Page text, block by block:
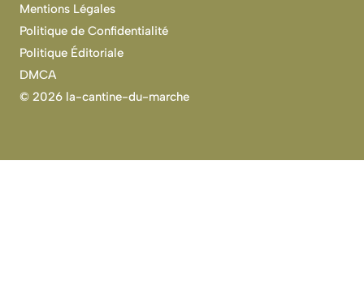
© 2026 la-cantine-du-marche
Mentions Légales
Politique de Confidentialité
Politique Éditoriale
DMCA